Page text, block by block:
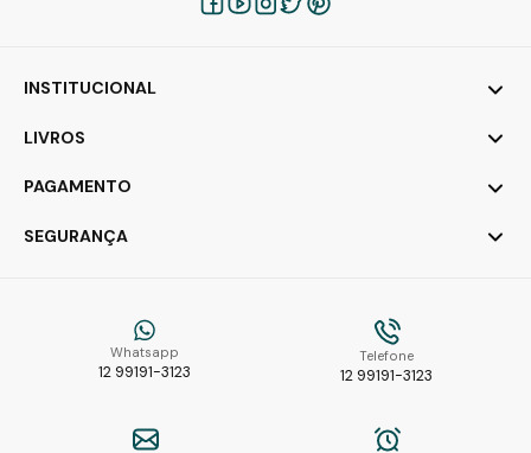
Whatsapp
12 99191-3123
Telefone
12 99191-3123
INSTITUCIONAL
LIVROS
PAGAMENTO
SEGURANÇA